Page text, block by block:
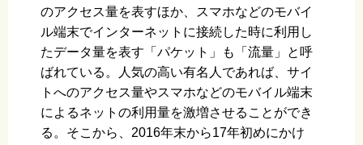
のアクセス量を表すほか、スマホなどのモバイ
ル端末でインターネットに接続した時に利用し
たデータ量を表す「パケット」も「流量」と呼
ばれている。人気の高い有名人であれば、サイ
トへのアクセス量やスマホなどのモバイル端末
によるネットの利用量を激増させることができ
る。そこから、2016年末から17年初めにかけ